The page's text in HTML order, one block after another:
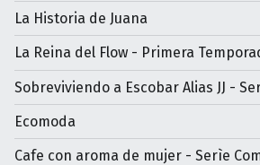
La Historia de Juana
La Reina del Flow - Primera
Sobreviviendo a Escobar Alias JJ -
Ecomoda
Cafe con aroma de mujer - Serìe